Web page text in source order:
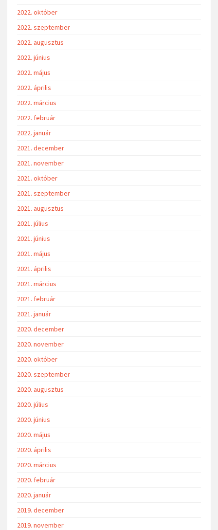
2022. október
2022. szeptember
2022. augusztus
2022. június
2022. május
2022. április
2022. március
2022. február
2022. január
2021. december
2021. november
2021. október
2021. szeptember
2021. augusztus
2021. július
2021. június
2021. május
2021. április
2021. március
2021. február
2021. január
2020. december
2020. november
2020. október
2020. szeptember
2020. augusztus
2020. július
2020. június
2020. május
2020. április
2020. március
2020. február
2020. január
2019. december
2019. november